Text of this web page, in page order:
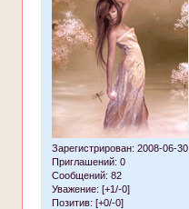
Зарегистрирован: 2008-06-30
Приглашений: 0
Сообщений: 82
Уважение: [+1/-0]
Позитив: [+0/-0]